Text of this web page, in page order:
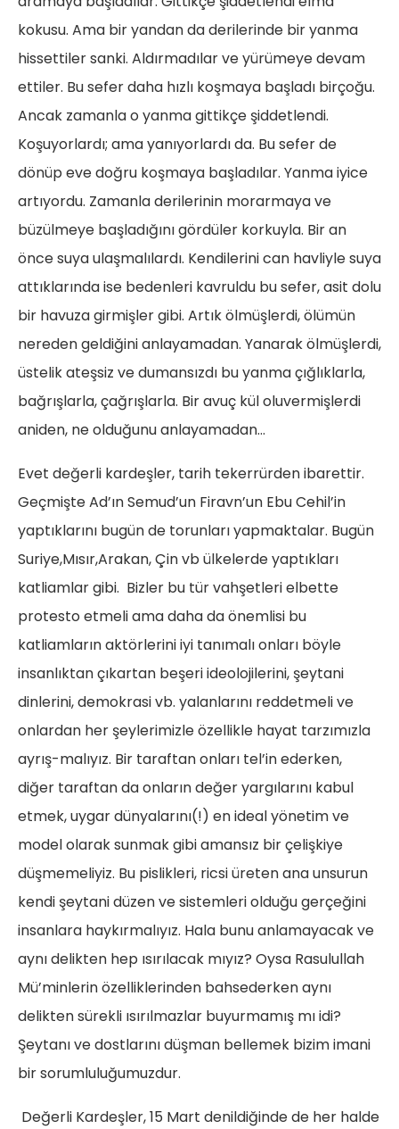
kokusu. Ama bir yandan da derilerinde bir yanma
hissettiler sanki. Aldırmadılar ve yürümeye devam
ettiler. Bu sefer daha hızlı koşmaya başladı birçoğu.
Ancak zamanla o yanma gittikçe şiddetlendi.
Koşuyorlardı; ama yanıyorlardı da. Bu sefer de
dönüp eve doğru koşmaya başladılar. Yanma iyice
artıyordu. Zamanla derilerinin morarmaya ve
büzülmeye başladığını gördüler korkuyla. Bir an
önce suya ulaşmalılardı. Kendilerini can havliyle suya
attıklarında ise bedenleri kavruldu bu sefer, asit dolu
bir havuza girmişler gibi. Artık ölmüşlerdi, ölümün
nereden geldiğini anlayamadan. Yanarak ölmüşlerdi,
üstelik ateşsiz ve dumansızdı bu yanma çığlıklarla,
bağrışlarla, çağrışlarla. Bir avuç kül oluvermişlerdi
aniden, ne olduğunu anlayamadan…
Evet değerli kardeşler, tarih tekerrürden ibarettir.
Geçmişte Ad’ın Semud’un Firavn’un Ebu Cehil’in
yaptıklarını bugün de torunları yapmaktalar. Bugün
Suriye,Mısır,Arakan, Çin vb ülkelerde yaptıkları
katliamlar gibi. Bizler bu tür vahşetleri elbette
protesto etmeli ama daha da önemlisi bu
katliamların aktörlerini iyi tanımalı onları böyle
insanlıktan çıkartan beşeri ideolojilerini, şeytani
dinlerini, demokrasi vb. yalanlarını reddetmeli ve
onlardan her şeylerimizle özellikle hayat tarzımızla
ayrış-malıyız. Bir taraftan onları tel’in ederken,
diğer taraftan da onların değer yargılarını kabul
etmek, uygar dünyalarını(!) en ideal yönetim ve
model olarak sunmak gibi amansız bir çelişkiye
düşmemeliyiz. Bu pislikleri, ricsi üreten ana unsurun
kendi şeytani düzen ve sistemleri olduğu gerçeğini
insanlara haykırmalıyız. Hala bunu anlamayacak ve
aynı delikten hep ısırılacak mıyız? Oysa Rasulullah
Mü’minlerin özelliklerinden bahsederken aynı
delikten sürekli ısırılmazlar buyurmamış mı idi?
Şeytanı ve dostlarını düşman bellemek bizim imani
bir sorumluluğumuzdur.
Değerli Kardeşler, 15 Mart denildiğinde de her halde